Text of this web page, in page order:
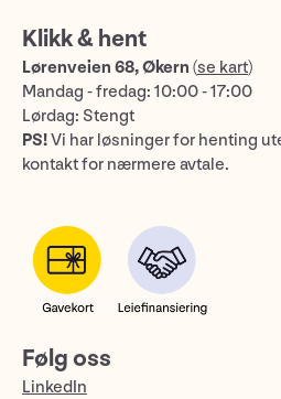
Klikk & hent
Lørenveien 68, Økern (se kart)
Mandag - fredag: 10:00 - 17:00
Lørdag: Stengt
PS!Vi har løsninger for henting
kontakt for nærmere avtale.
Følg oss
LinkedIn